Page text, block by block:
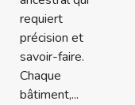
requiert
précision et
savoir-faire.
Chaque
bâtiment,...